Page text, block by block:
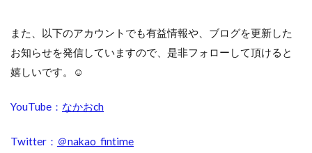
また、以下のアカウントでも有益情報や、ブログを更新した
お知らせを発信していますので、是非フォローして頂けると
嬉しいです。☺︎
YouTube： なかおch
Twitter： ＠nakao_fintime